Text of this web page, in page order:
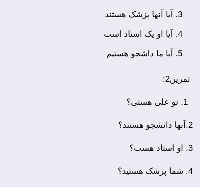
آیا آنها پزشک هستند
آیا او یک استاد است
آیا ما داشجو هستیم
تمرین2:
1. تو علی هستی؟
2.آنها دانشجو هستند؟
3. او استاد هست؟
4. شما پزشک هستید؟